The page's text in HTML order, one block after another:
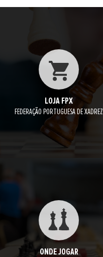
LOJA FPX
FEDERAÇÃO PORTUGUESA DE XADREZ
ONDE JOGAR